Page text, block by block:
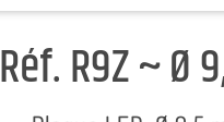
Réf. R9Z ~ Ø